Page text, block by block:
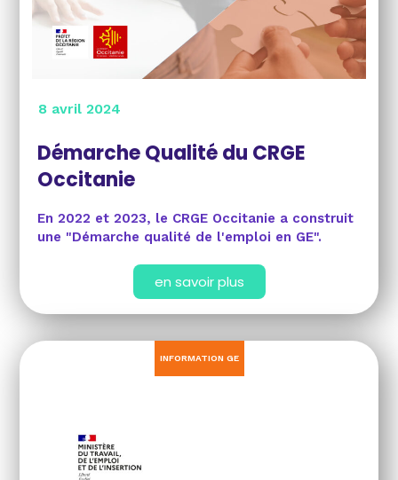
8 avril 2024
Démarche Qualité du CRGE
Occitanie
En 2022 et 2023, le CRGE Occitanie a construit
une "Démarche qualité de l'emploi en GE".
en savoir plus
INFORMATION GE